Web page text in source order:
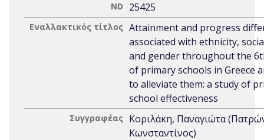
ND 25425
Εναλλακτικός τίτλος Attainment and progress
associated with ethnicity,
and gender throughout the
of primary schools in Greece
to alleviate them: a study of
school effectiveness
Συγγραφέας Κοριλάκη, Παναγιώτα
Κωνσταντίνος)